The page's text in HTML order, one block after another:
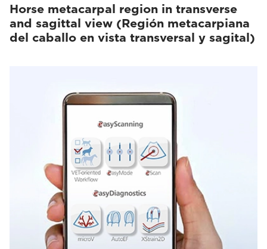
Horse metacarpal region in transverse
and sagittal view (Región metacarpiana
del caballo en vista transversal y sagital)